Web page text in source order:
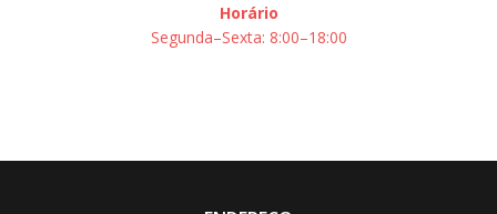
Horário
Segunda–Sexta: 8:00–18:00